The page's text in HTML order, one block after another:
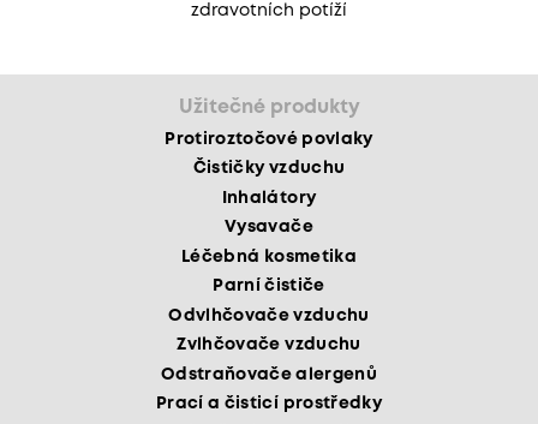
zdravotních potíží
Užitečné produkty
Protiroztočové povlaky
Čističky vzduchu
Inhalátory
Vysavače
Léčebná kosmetika
Parní čističe
Odvlhčovače vzduchu
Zvlhčovače vzduchu
Odstraňovače alergenů
Prací a čisticí prostředky